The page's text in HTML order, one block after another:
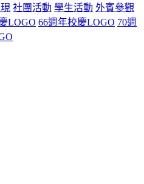
社團活動 學生活動 外賓參觀
LOGO 66週年校慶LOGO 70週